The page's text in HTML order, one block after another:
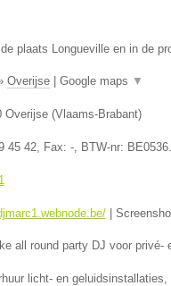
plaats Longueville en in de
Overijse| Google maps ▼
Overijse(Vlaams-Brabant)
45 42, Fax: -, BTW-nr:
|
all round party DJ voor privé-
licht- en